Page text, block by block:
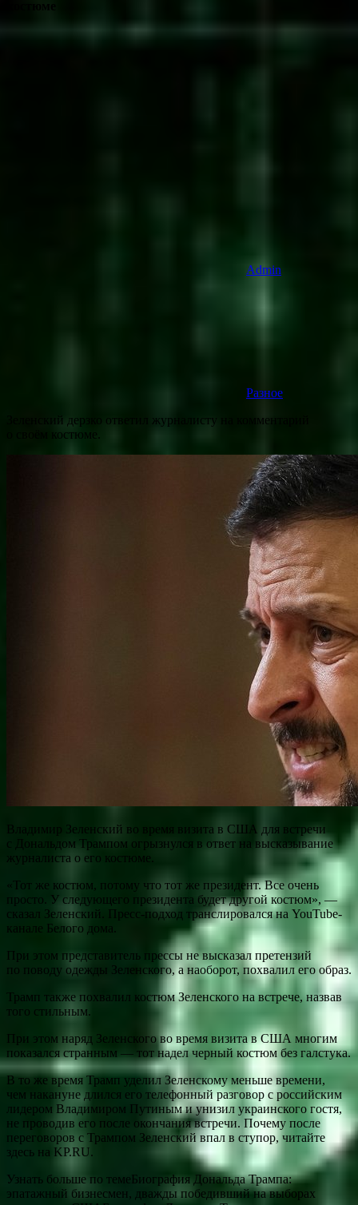
Admin
Разное
Зеленский дерзко ответил журналисту на комментарий
о своём костюме.
Владимир Зеленский во время визита в США для встречи
с Дональдом Трампом огрызнулся в ответ на высказывание
журналиста о его костюме.
«Тот же костюм, потому что тот же президент. Все очень
просто. У следующего президента будет другой костюм», —
сказал Зеленский. Пресс-подход транслировался на YouTube-
канале Белого дома.
При этом представитель прессы не высказал претензий
по поводу одежды Зеленского, а наоборот, похвалил его образ.
Трамп также похвалил костюм Зеленского на встрече, назвав
того стильным.
При этом наряд Зеленского во время визита в США многим
показался странным — тот надел черный костюм без галстука.
В то же время Трамп уделил Зеленскому меньше времени,
чем накануне длился его телефонный разговор с российским
лидером Владимиром Путиным и унизил украинского гостя,
не проводив его после окончания встречи. Почему после
переговоров с Трампом Зеленский впал в ступор, читайте
здесь на KP.RU.
Узнать больше по темеБиография Дональда Трампа:
эпатажный бизнесмен, дважды победивший на выборах